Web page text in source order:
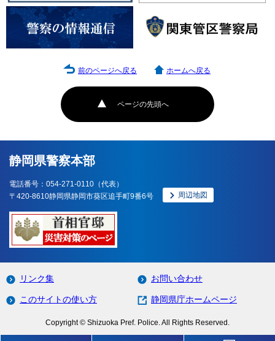
ページの先頭へ
前のページへ戻る ホームへ戻る
静岡県警察本部
電話番号：054-271-0110（代表）
〒420-8610静岡県静岡市葵区追手町9番6号
周辺地図
リンク集 お問い合わせ
このサイトの使い方 静岡県庁ホームページ
Copyright © Shizuoka Pref. Police. All Rights Reserved.